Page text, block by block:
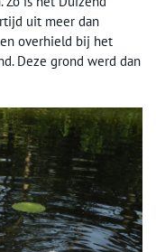
uit meer dan
overhield bij het
Deze grond werd dan